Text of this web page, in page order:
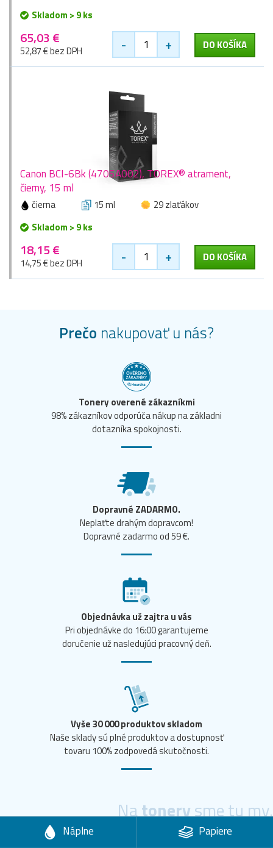
Skladom > 9 ks
65,03 €
52,87 € bez DPH - + DO KOŠÍKA
Canon BCI-6Bk (4705A002), TOREX® atrament,
čierny, 15 ml
čierna 15 ml
29 zlaťákov
Skladom > 9 ks
18,15 €
14,75 € bez DPH - + DO KOŠÍKA
Prečo nakupovať u nás?
Tonery overené zákazníkmi
98% zákazníkov odporúča nákup na základni
dotazníka spokojnosti.
Dopravné ZADARMO.
Neplaťte drahým dopravcom!
Dopravné zadarmo od 59 €.
Objednávka už zajtra u vás
Pri objednávke do 16:00 garantujeme
doručenie už nasledujúci pracovný deň.
Vyše 30 000 produktov skladom
Naše sklady sú plné produktov a dostupnosť
tovaru 100% zodpovedá skutočnosti.
Natonerysme tu my.
Náplne
Papiere